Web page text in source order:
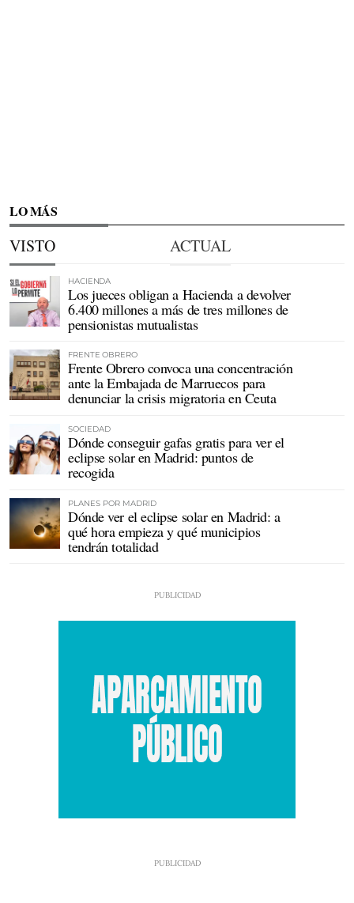
LO MÁS
VISTO ACTUAL
HACIENDA
Los jueces obligan a Hacienda a devolver
6.400 millones a más de tres millones de
pensionistas mutualistas
FRENTE OBRERO
Frente Obrero convoca una concentración
ante la Embajada de Marruecos para
denunciar la crisis migratoria en Ceuta
SOCIEDAD
Dónde conseguir gafas gratis para ver el
eclipse solar en Madrid: puntos de
recogida
PLANES POR MADRID
Dónde ver el eclipse solar en Madrid: a
qué hora empieza y qué municipios
tendrán totalidad